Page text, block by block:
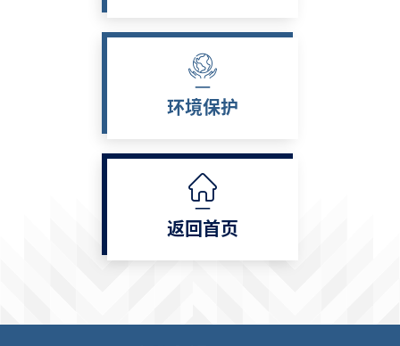
环境保护
返回首页